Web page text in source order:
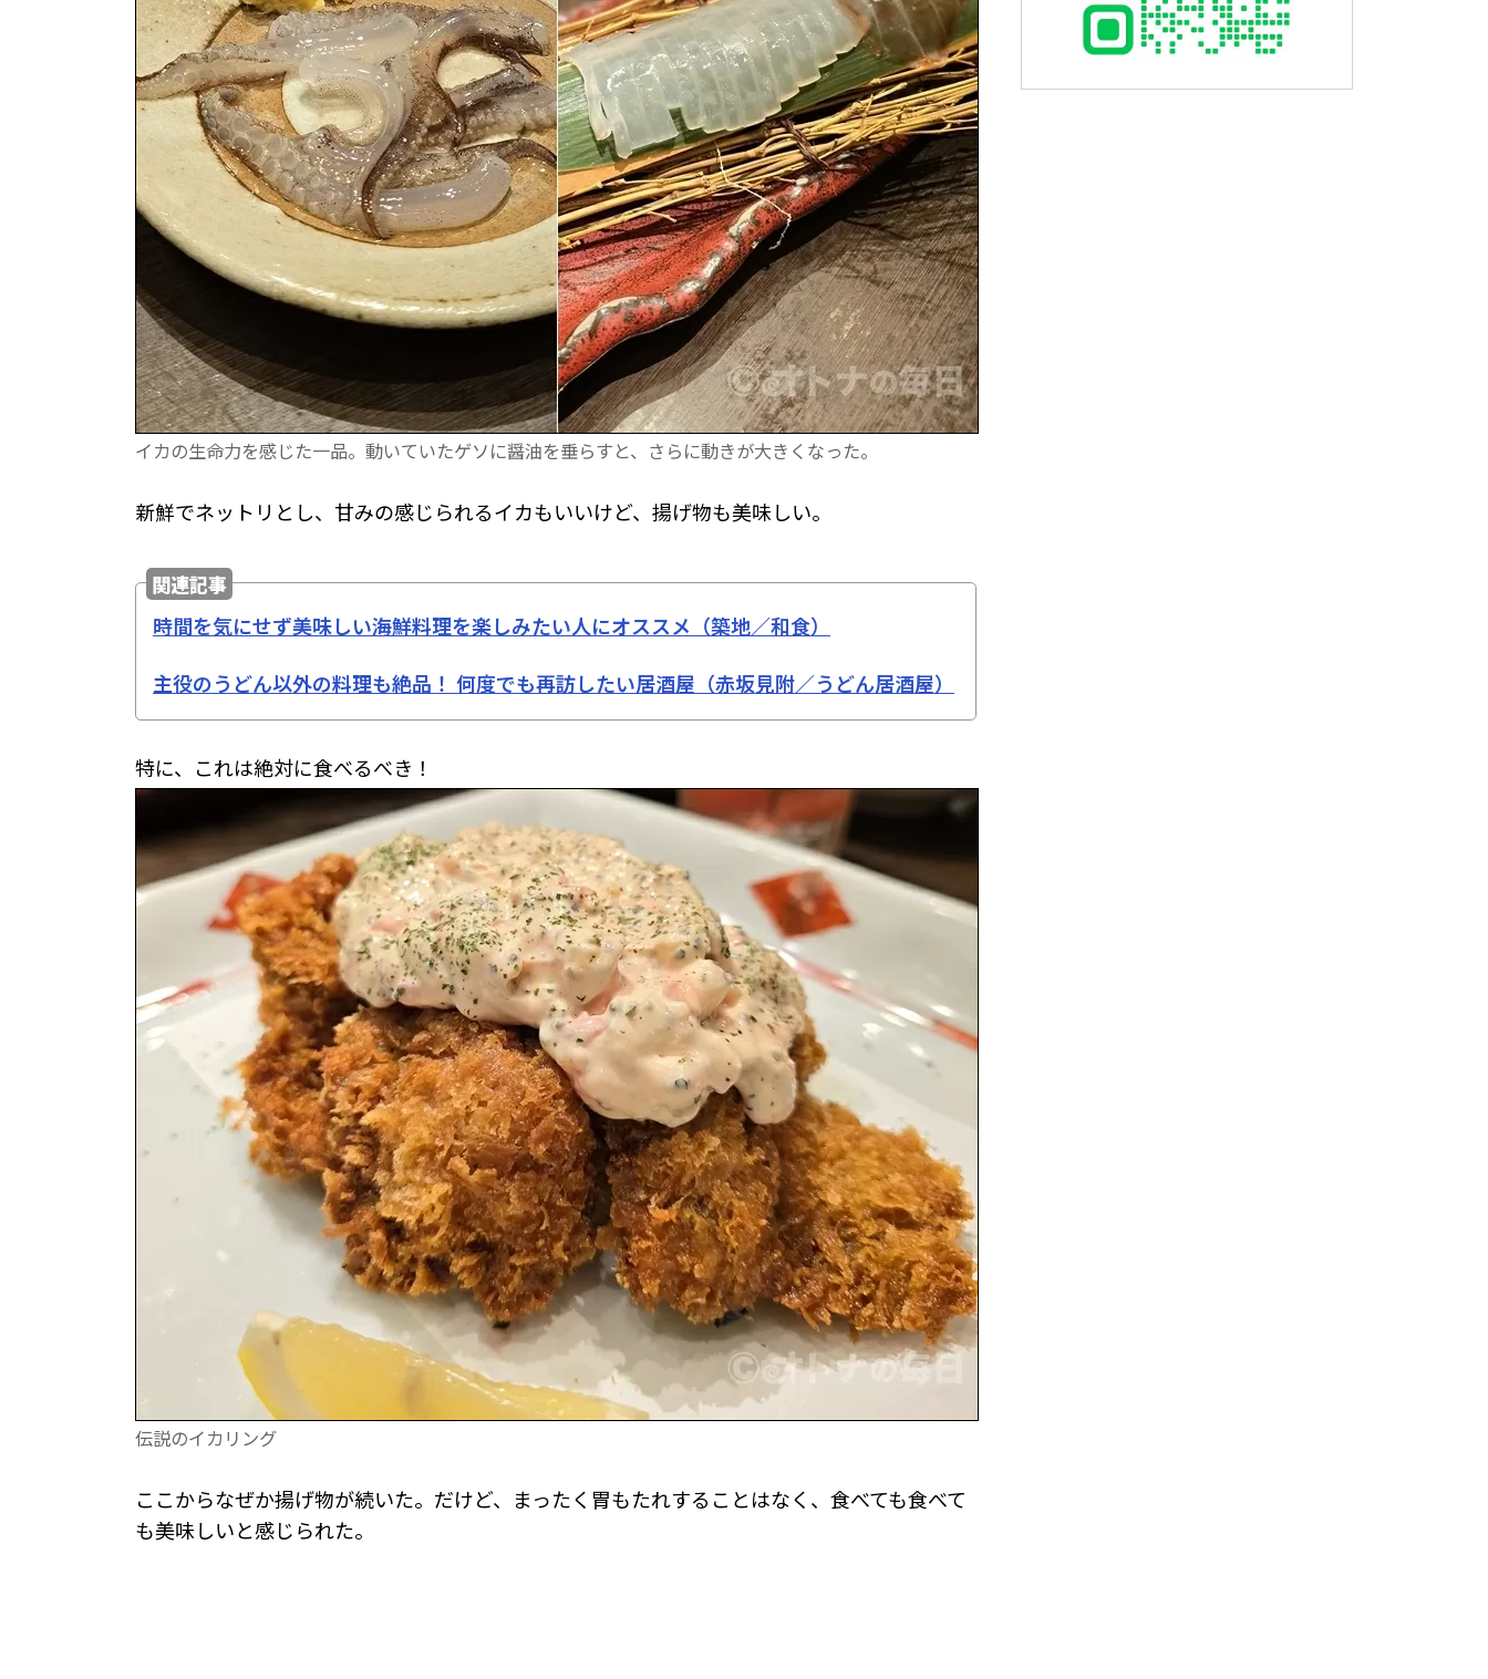
イカの生命力を感じた一品。動いていたゲソに醤油を垂らすと、さらに動きが大きくなった。
新鮮でネットリとし、甘みの感じられるイカもいいけど、揚げ物も美味しい。
関連記事
時間を気にせず美味しい海鮮料理を楽しみたい人にオススメ（築地／和食）
主役のうどん以外の料理も絶品！ 何度でも再訪したい居酒屋（赤坂見附／うどん居酒屋）
特に、これは絶対に食べるべき！
伝説のイカリング
ここからなぜか揚げ物が続いた。だけど、まったく胃もたれすることはなく、食べても食べて
も美味しいと感じられた。